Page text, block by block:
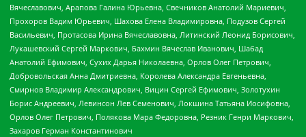
Вячеславович, Арапова Галина Юрьевна, Свечников Анатолий Мариевич,
Прохоров Вадим Юрьевич, Шахова Елена Владимировна, Подузов Сергей
Васильевич, Протасова Ирина Вячеславовна, Литинский Леонид Борисович,
Лукашевский Сергей Маркович, Бахмин Вячеслав Иванович, Шабад
Анатолий Ефимович, Сухих Дарья Николаевна, Орлов Олег Петрович,
Добровольская Анна Дмитриевна, Королева Александра Евгеньевна,
Смирнов Владимир Александрович, Вицин Сергей Ефимович, Золотухин
Борис Андреевич, Левинсон Лев Семенович, Локшина Татьяна Иосифовна,
Орлов Олег Петрович, Полякова Мара Федоровна, Резник Генри Маркович,
Захаров Герман Константинович